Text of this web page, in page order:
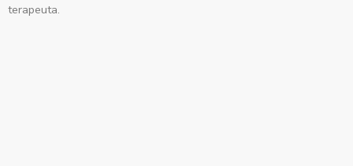
terapeuta.